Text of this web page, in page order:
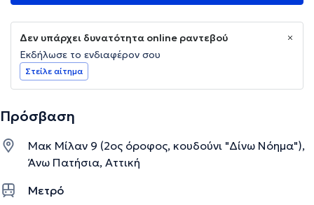
Δεν υπάρχει δυνατότητα online ραντεβού
Εκδήλωσε το ενδιαφέρον σου
Στείλε αίτημα
Πρόσβαση
Μακ Μίλαν 9 (2ος όροφος, κουδούνι "Δίνω Νόημα"),
Άνω Πατήσια, Αττική
Μετρό